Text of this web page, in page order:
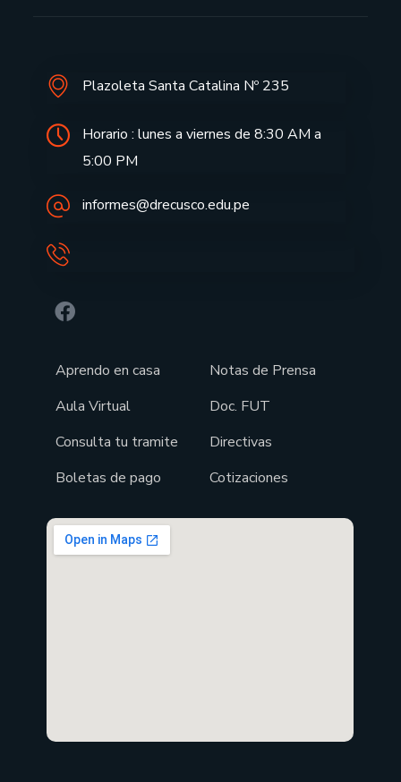
Plazoleta Santa Catalina Nº 235
Horario : lunes a viernes de 8:30 AM a
5:00 PM
informes@drecusco.edu.pe
Aprendo en casa
Aula Virtual
Consulta tu tramite
Boletas de pago
Notas de Prensa
Doc. FUT
Directivas
Cotizaciones